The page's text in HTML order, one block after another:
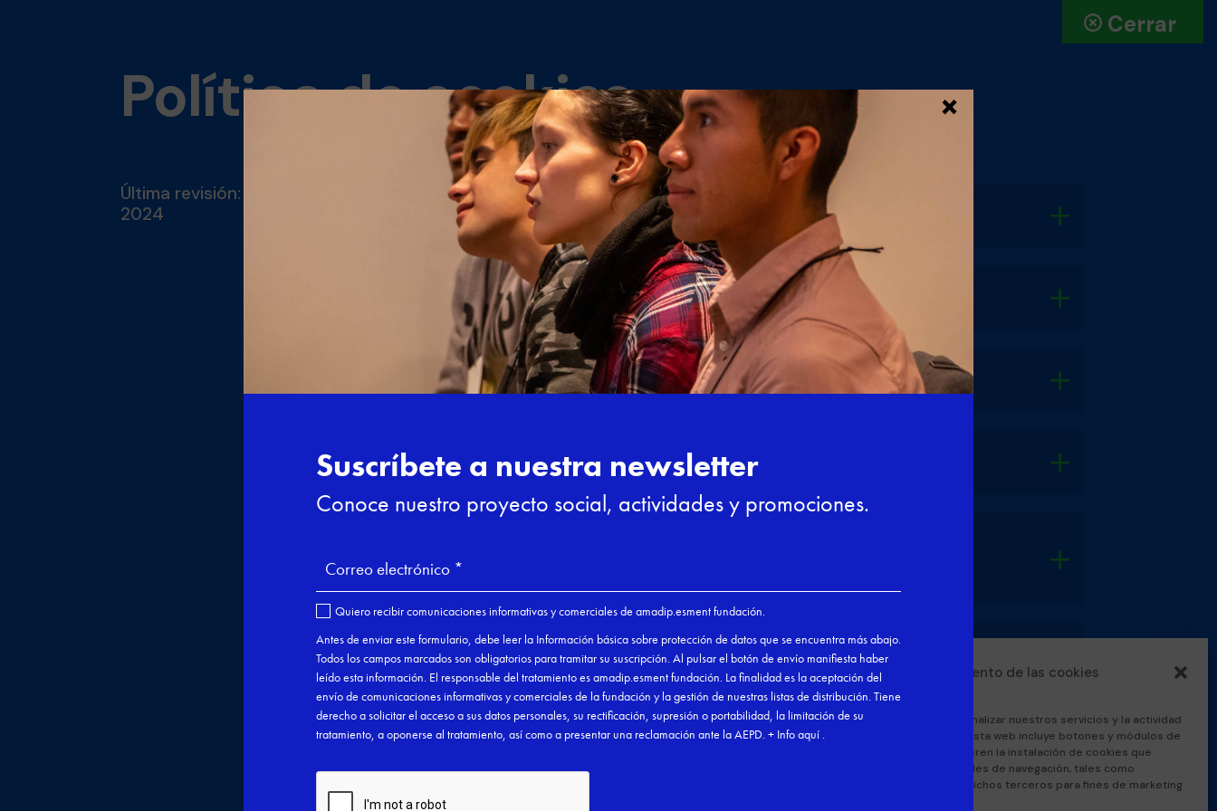
Gestionar el consentimiento de las cookies
Utilizamos cookies de Google Analytics para analizar nuestros servicios y la actividad
de la web con el fin de mejorar su contenido. Esta web incluye botones y módulos de
redes sociales u de otros terceros que requieren la instalación de cookies que
pueden implicar la recogida de datos personales de navegación, tales como
direcciones IP o identificadores en línea, por dichos terceros para fines de marketing
Cerrar
Política de cookies
Última revisión: 22 de enero de
2024
¿Qué son las cookies?
¿Qué tipo de cookies utilizamos y para qué?
Transferencias de datos terceros países
Periodo de conservación de los datos
¿Cómo puedo gestionar las cookies?
×